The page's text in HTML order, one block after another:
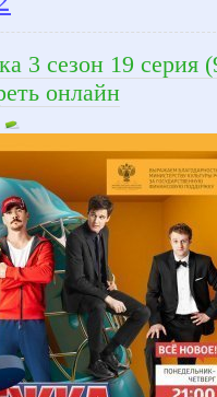
3 сезон 19 серия
онлайн